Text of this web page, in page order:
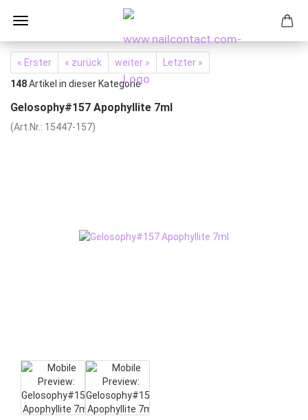
« Erster « zurück weiter »
Letzter »
148Artikel in dieser Kategorie
Gelosophy#157 Apophyllite 7ml
(Art.Nr.: 15447-157)